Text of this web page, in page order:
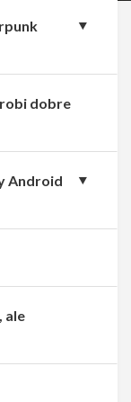
robi dobre
Android
ale